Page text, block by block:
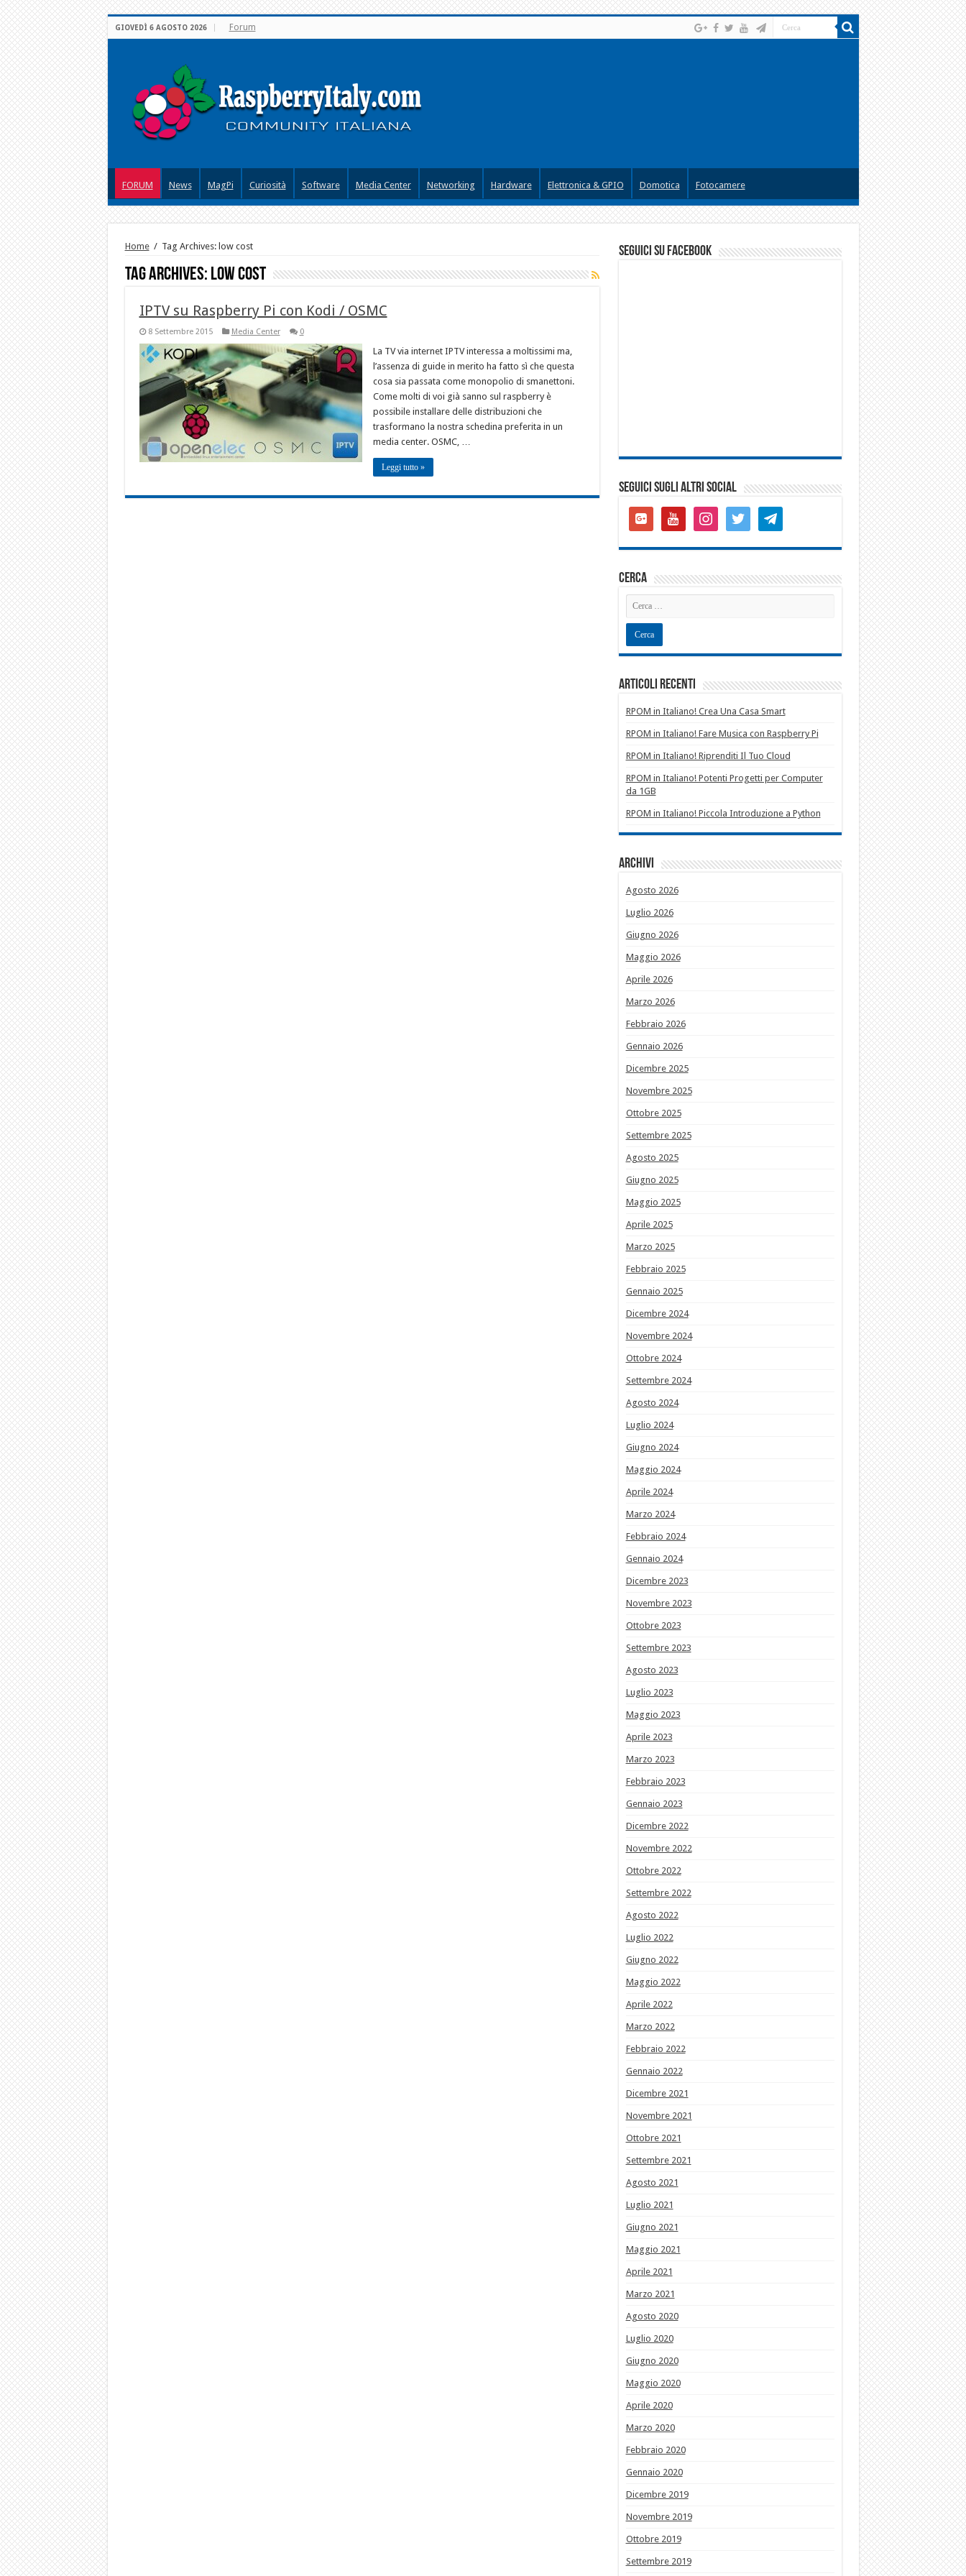
GIOVEDÌ 6 AGOSTO 2026 Forum
FORUM News MagPi Curiosità Software Media Center Networking Hardware Elettronica & GPIO Domotica Fotocamere
Home / Tag Archives: low cost
Tag Archives: low cost
IPTV su Raspberry Pi con Kodi / OSMC
8 Settembre 2015 Media Center 0
La TV via internet IPTV interessa a moltissimi ma,
l’assenza di guide in merito ha fatto sì che questa
cosa sia passata come monopolio di smanettoni.
Come molti di voi già sanno sul raspberry è
possibile installare delle distribuzioni che
trasformano la nostra schedina preferita in un
media center. OSMC, …
Leggi tutto »
seguici su facebook
SEGUICI SUGLI ALTRI SOCIAL
google-
plus-
youtube instagramtwitter telegram
cerca
Articoli recenti
RPOM in Italiano! Crea Una Casa Smart
RPOM in Italiano! Fare Musica con Raspberry Pi
RPOM in Italiano! Riprenditi Il Tuo Cloud
RPOM in Italiano! Potenti Progetti per Computer
da 1GB
RPOM in Italiano! Piccola Introduzione a Python
Archivi
Agosto 2026
Luglio 2026
Giugno 2026
Maggio 2026
Aprile 2026
Marzo 2026
Febbraio 2026
Gennaio 2026
Dicembre 2025
Novembre 2025
Ottobre 2025
Settembre 2025
Agosto 2025
Giugno 2025
Maggio 2025
Aprile 2025
Marzo 2025
Febbraio 2025
Gennaio 2025
Dicembre 2024
Novembre 2024
Ottobre 2024
Settembre 2024
Agosto 2024
Luglio 2024
Giugno 2024
Maggio 2024
Aprile 2024
Marzo 2024
Febbraio 2024
Gennaio 2024
Dicembre 2023
Novembre 2023
Ottobre 2023
Settembre 2023
Agosto 2023
Luglio 2023
Maggio 2023
Aprile 2023
Marzo 2023
Febbraio 2023
Gennaio 2023
Dicembre 2022
Novembre 2022
Ottobre 2022
Settembre 2022
Agosto 2022
Luglio 2022
Giugno 2022
Maggio 2022
Aprile 2022
Marzo 2022
Febbraio 2022
Gennaio 2022
Dicembre 2021
Novembre 2021
Ottobre 2021
Settembre 2021
Agosto 2021
Luglio 2021
Giugno 2021
Maggio 2021
Aprile 2021
Marzo 2021
Agosto 2020
Luglio 2020
Giugno 2020
Maggio 2020
Aprile 2020
Marzo 2020
Febbraio 2020
Gennaio 2020
Dicembre 2019
Novembre 2019
Ottobre 2019
Settembre 2019